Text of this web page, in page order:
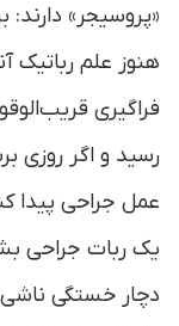
«پروسیجر» دارند:
هنوز علم رباتیک
فراگیری
رسید و اگر روزی
عمل جراحی پیدا
یک ربات جراحی
دچار خستگی